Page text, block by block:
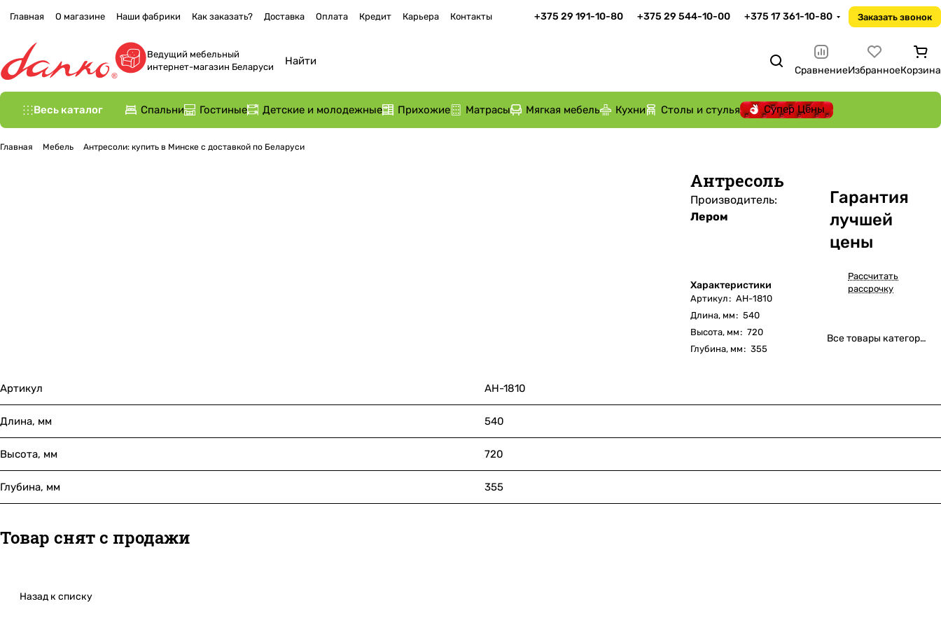
Главная О магазине Наши фабрики Как заказать? Доставка Оплата Кредит Карьера Контакты +375 29 191-10-80 +375 29 544-10-00 +375 17 361-10-80 Заказать звонок
Ведущий мебельный
интернет-магазин Беларуси
СравнениеИзбранноеКорзина
Весь каталог Спальни Гостиные Детские и молодежные Прихожие Матрасы Мягкая мебель Кухни Столы и стулья Супер Цены
Главная Мебель Антресоли: купить в Минске с доставкой по Беларуси
Антресоль
Производитель:
Лером
Характеристики
Артикул: АН-1810
Длина, мм: 540
Высота, мм: 720
Глубина, мм: 355
Гарантия
лучшей
цены
Рассчитать
рассрочку
Все товары категории
Артикул АН-1810
Длина, мм 540
Высота, мм 720
Глубина, мм 355
Товар снят с продажи
Назад к списку